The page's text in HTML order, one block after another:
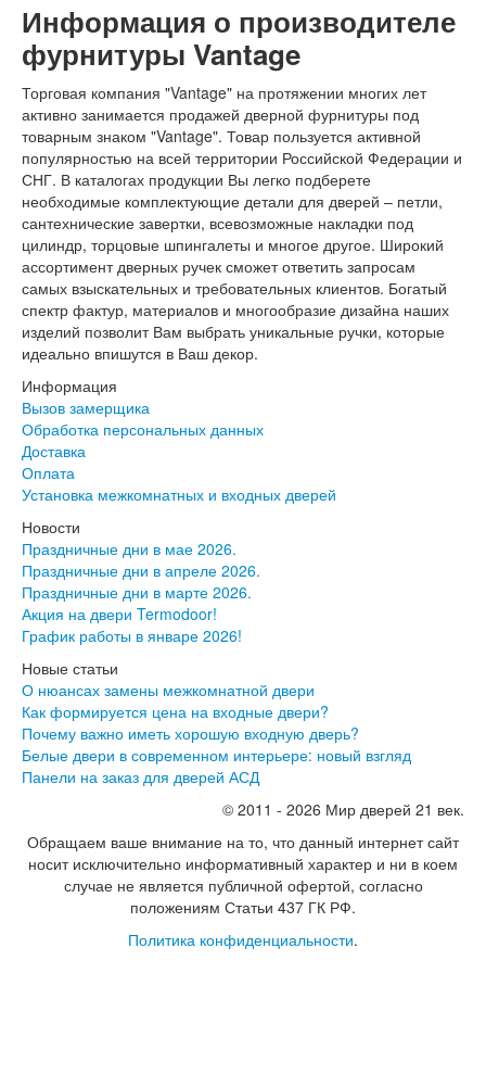
Лабиринт Термомагнит
Лабиринт Трендо
Лабиринт Тундра Плюс
Лабиринт Урбан
Лабиринт Фрост
Лабиринт Шторм
Лабиринт Эволаб
Двери Про
Двери Интекрон
Интекрон Брайтон Антрацит
Интекрон Вектор
Интекрон Гектор
Интекрон Греция
Интекрон Италия
Интекрон Колизей
Интекрон Колизей Белый
Интекрон Премьера
Интекрон Профит
Интекрон Спарта Белая
Интекрон Термо
Интекрон Тетра
Интекрон Фараон
Интекрон Форте
Двери АСД
Двери Аргус
Тамбурные двери
Межкомнатные двери
Двери Альберо
Альянс
Вест
Графика
Империя
Классика
Лайн
Мегаполис
Информация о производителе
фурнитуры Vantage
Торговая компания "Vantage" на протяжении многих лет
активно занимается продажей дверной фурнитуры под
товарным знаком "Vantage". Товар пользуется активной
популярностью на всей территории Российской Федерации и
СНГ. В каталогах продукции Вы легко подберете
необходимые комплектующие детали для дверей – петли,
сантехнические завертки, всевозможные накладки под
цилиндр, торцовые шпингалеты и многое другое. Широкий
ассортимент дверных ручек сможет ответить запросам
самых взыскательных и требовательных клиентов. Богатый
спектр фактур, материалов и многообразие дизайна наших
изделий позволит Вам выбрать уникальные ручки, которые
идеально впишутся в Ваш декор.
Информация
Вызов замерщика
Обработка персональных данных
Доставка
Оплата
Установка межкомнатных и входных дверей
Новости
Праздничные дни в мае 2026.
Праздничные дни в апреле 2026.
Праздничные дни в марте 2026.
Акция на двери Termodoor!
График работы в январе 2026!
Новые статьи
О нюансах замены межкомнатной двери
Как формируется цена на входные двери?
Почему важно иметь хорошую входную дверь?
Белые двери в современном интерьере: новый взгляд
Панели на заказ для дверей АСД
© 2011 - 2026 Мир дверей 21 век.
Обращаем ваше внимание на то, что данный интернет сайт
носит исключительно информативный характер и ни в коем
случае не является публичной офертой, согласно
положениям Статьи 437 ГК РФ.
Политика конфиденциальности.